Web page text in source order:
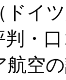
ドイ
判・
航空